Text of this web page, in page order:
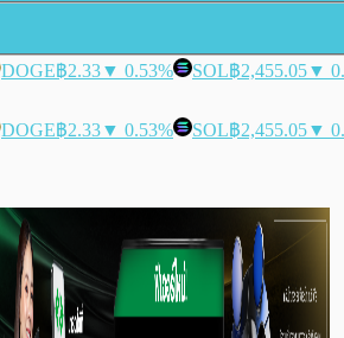
DOGE฿2.33▼ 0.53% SOL฿2,455.05▼
DOGE฿2.33▼ 0.53% SOL฿2,455.05▼